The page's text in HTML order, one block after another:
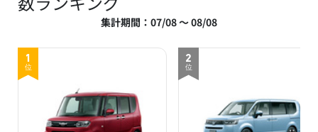
集計期間：07/08 ～ 08/08
1
位
2
位